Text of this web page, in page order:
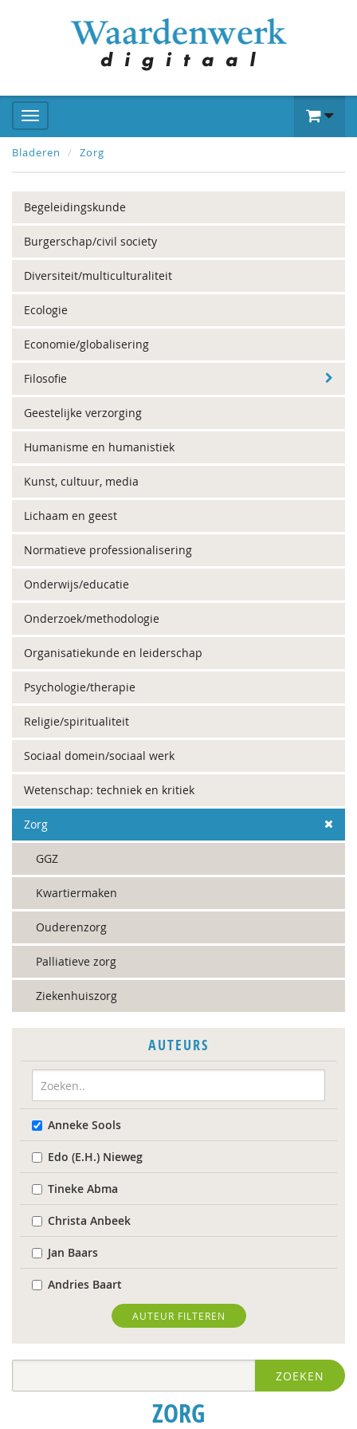
Bladeren Zorg
Begeleidingskunde
Burgerschap/civil society
Diversiteit/multiculturaliteit
Ecologie
Economie/globalisering
Filosofie
Geestelijke verzorging
Humanisme en humanistiek
Kunst, cultuur, media
Lichaam en geest
Normatieve professionalisering
Onderwijs/educatie
Onderzoek/methodologie
Organisatiekunde en leiderschap
Psychologie/therapie
Religie/spiritualiteit
Sociaal domein/sociaal werk
Wetenschap: techniek en kritiek
Zorg
GGZ
Kwartiermaken
Ouderenzorg
Palliatieve zorg
Ziekenhuiszorg
AUTEURS
Anneke Sools
Edo (E.H.) Nieweg
Tineke Abma
Christa Anbeek
Jan Baars
Andries Baart
Elena Bendien
Deirdre Beneken genaamd Kolmer
AUTEUR FILTEREN
ZOEKEN
ZORG